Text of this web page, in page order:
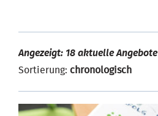
Angezeigt: 18 aktuelle Angebote
Sortierung: chronologisch